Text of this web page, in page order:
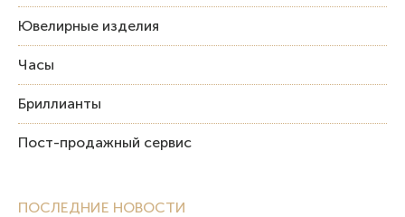
ПОСЛЕДНИЕ НОВОСТИ
Ювелирные изделия
Часы
Бриллианты
Пост-продажный сервис